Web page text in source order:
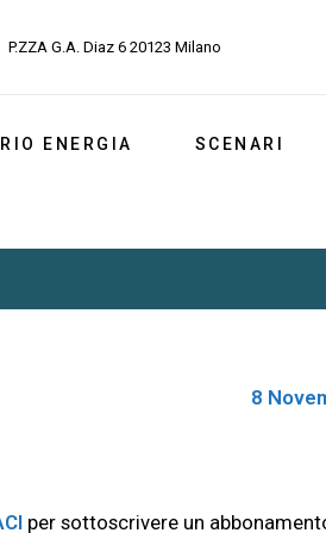
P.ZZA G.A. Diaz 6 20123 Milano
ENERGIA SCENARI
Italia
8
per sottoscrivere un